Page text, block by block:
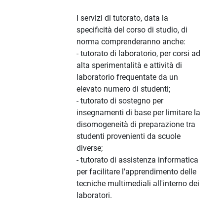
I servizi di tutorato, data la
specificità del corso di studio, di
norma comprenderanno anche:
- tutorato di laboratorio, per corsi ad
alta sperimentalità e attività di
laboratorio frequentate da un
elevato numero di studenti;
- tutorato di sostegno per
insegnamenti di base per limitare la
disomogeneità di preparazione tra
studenti provenienti da scuole
diverse;
- tutorato di assistenza informatica
per facilitare l'apprendimento delle
tecniche multimediali all'interno dei
laboratori.